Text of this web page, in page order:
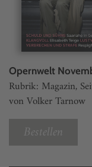
Opernwelt
Rubrik: Magazin,
von Volker Tarnow
Bestellen